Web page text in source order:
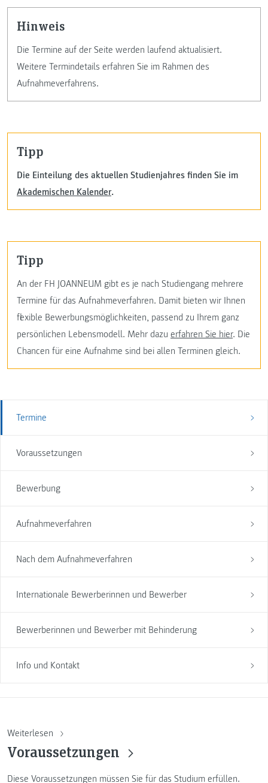
Termine
Voraussetzungen
Bewerbung
Aufnahmeverfahren
Nach dem Aufnahmeverfahren
Internationale Bewerberinnen und Bewerber
Bewerberinnen und Bewerber mit Behinderung
Info und Kontakt
Hinweis
Die Termine auf der Seite werden laufend aktualisiert.
Weitere Termindetails erfahren Sie im Rahmen des
Aufnahmeverfahrens.
Tipp
Die Einteilung des aktuellen Studienjahres finden Sie im
Akademischen Kalender.
Tipp
An der FH JOANNEUM gibt es je nach Studiengang mehrere
Termine für das Aufnahmeverfahren. Damit bieten wir Ihnen
flexible Bewerbungsmöglichkeiten, passend zu Ihrem ganz
persönlichen Lebensmodell. Mehr dazu erfahren Sie hier. Die
Chancen für eine Aufnahme sind bei allen Terminen gleich.
Weiterlesen
Voraussetzungen
Diese Voraussetzungen müssen Sie für das Studium erfüllen.